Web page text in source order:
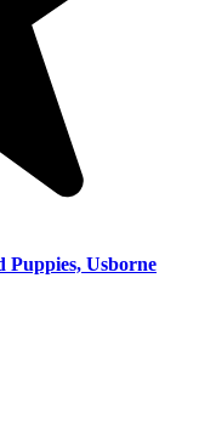
Puppies, Usborne